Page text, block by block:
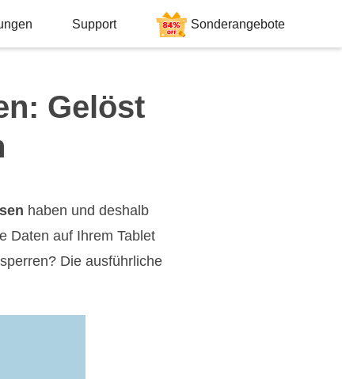
Support Sonderangebote
Gelöst
haben und deshalb
Daten auf Ihrem Tablet
Die ausführliche